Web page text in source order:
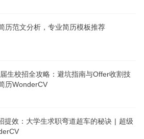
历范文分析，专业简历模板推荐
生校招全攻略：避坑指南与Offer收割技
历WonderCV
提效：大学生求职弯道超车的秘诀 | 超级